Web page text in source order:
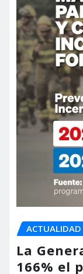
ACTUALIDAD
La
166% el